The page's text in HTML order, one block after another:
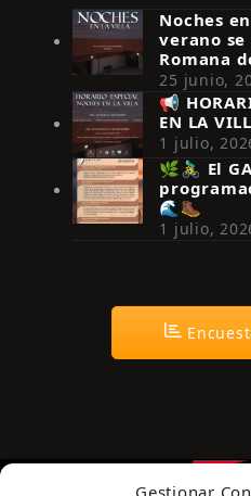
Gestionar
Síguenos
Noches
verano
Romana
25 junio,
📢
EN LA
1 julio,
🌿🚴‍♂️ El
🌊🥾
1 julio,